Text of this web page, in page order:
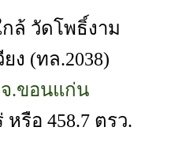
ล้ วัดโพธิ์งาม
ง (ทล.2038)
.ขอนแก่น
รือ 458.7 ตรว.